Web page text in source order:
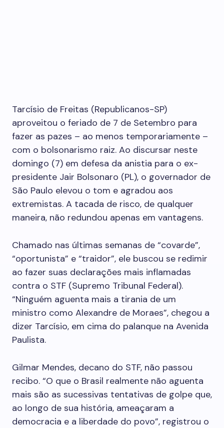
Tarcísio de Freitas (Republicanos-SP)
aproveitou o feriado de 7 de Setembro para
fazer as pazes – ao menos temporariamente –
com o bolsonarismo raiz. Ao discursar neste
domingo (7) em defesa da anistia para o ex-
presidente Jair Bolsonaro (PL), o governador de
São Paulo elevou o tom e agradou aos
extremistas. A tacada de risco, de qualquer
maneira, não redundou apenas em vantagens.
Chamado nas últimas semanas de “covarde”,
“oportunista” e “traidor”, ele buscou se redimir
ao fazer suas declarações mais inflamadas
contra o STF (Supremo Tribunal Federal).
“Ninguém aguenta mais a tirania de um
ministro como Alexandre de Moraes”, chegou a
dizer Tarcísio, em cima do palanque na Avenida
Paulista.
Gilmar Mendes, decano do STF, não passou
recibo. “O que o Brasil realmente não aguenta
mais são as sucessivas tentativas de golpe que,
ao longo de sua história, ameaçaram a
democracia e a liberdade do povo”, registrou o